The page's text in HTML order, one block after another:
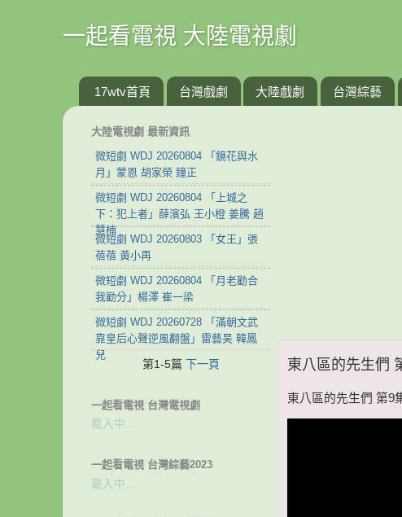
一起看電視 大陸電視劇
17wtv首頁 台灣戲劇 大陸戲劇 台灣綜藝
東八區的先生們
東八區的先生們 第9
大陸電視劇 最新資訊
微短劇 WDJ 20260804 「鏡花與水
月」蒙恩 胡家榮 鐘正
微短劇 WDJ 20260804 「上城之
下：犯上者」薛濱弘 王小橙 姜騰 趙
慧楠
微短劇 WDJ 20260803 「女王」張
蓓蓓 黃小再
微短劇 WDJ 20260804 「月老勸合
我勸分」楊澤 崔一梁
微短劇 WDJ 20260728 「滿朝文武
靠皇后心聲逆風翻盤」雷藝昊 韓鳳
兒
第1-5篇 下一頁
一起看電視 台灣電視劇
載入中…
一起看電視 台灣綜藝2023
載入中…